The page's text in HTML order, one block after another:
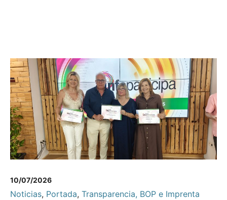
10/07/2026
Noticias, Portada, Transparencia, BOP e Imprenta